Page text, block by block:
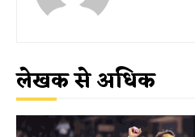
लेखक से अधिक